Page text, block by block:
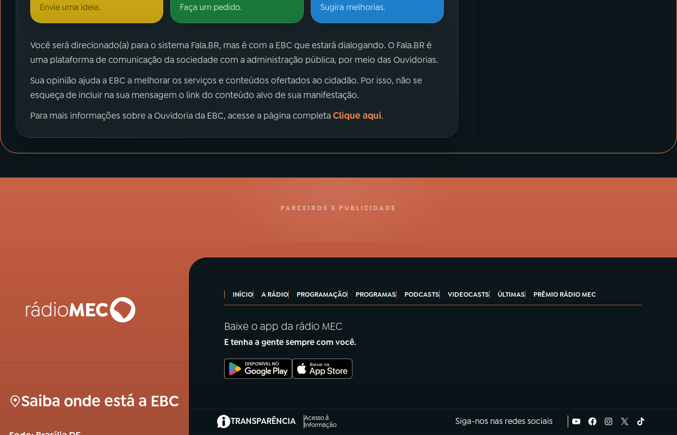
Envie uma ideia. Faça um pedido. Sugira melhorias.
Você será direcionado(a) para o sistema Fala.BR, mas é com a EBC que estará dialogando. O Fala.BR é
uma plataforma de comunicação da sociedade com a administração pública, por meio das Ouvidorias.
Sua opinião ajuda a EBC a melhorar os serviços e conteúdos ofertados ao cidadão. Por isso, não se
esqueça de incluir na sua mensagem o link do conteúdo alvo de sua manifestação.
Para mais informações sobre a Ouvidoria da EBC, acesse a página completaClique aqui.
PARCEIROS E PUBLICIDADE
Saiba onde está a EBC
INÍCIO A RÁDIO PROGRAMAÇÃO PROGRAMAS PODCASTS VIDEOCASTS ÚLTIMAS PRÊMIO RÁDIO MEC
Baixe o app da rádio MEC
E tenha a gente sempre com você.
TRANSPARÊNCIA
Acesso à
Informação
(abre em nova aba) Siga-nos nas redes sociais